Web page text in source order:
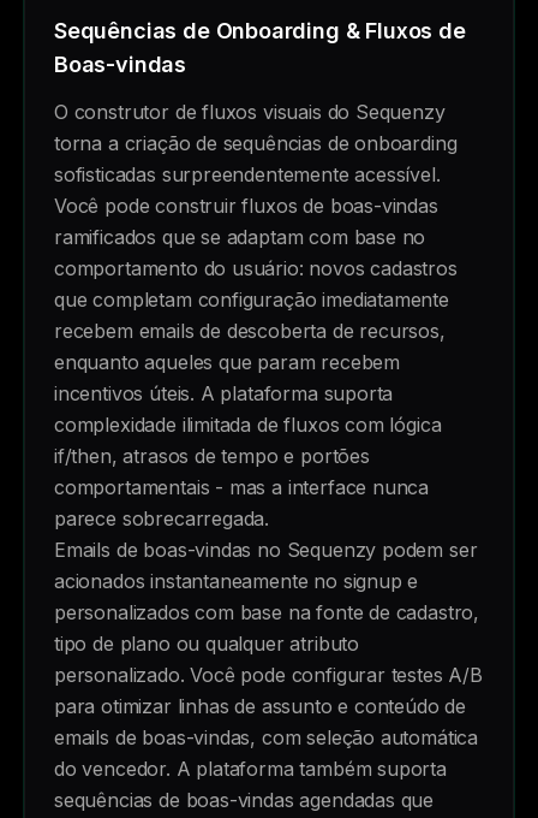
Sequências de Onboarding & Fluxos de
Boas-vindas
O construtor de fluxos visuais do Sequenzy
torna a criação de sequências de onboarding
sofisticadas surpreendentemente acessível.
Você pode construir fluxos de boas-vindas
ramificados que se adaptam com base no
comportamento do usuário: novos cadastros
que completam configuração imediatamente
recebem emails de descoberta de recursos,
enquanto aqueles que param recebem
incentivos úteis. A plataforma suporta
complexidade ilimitada de fluxos com lógica
if/then, atrasos de tempo e portões
comportamentais - mas a interface nunca
parece sobrecarregada.
Emails de boas-vindas no Sequenzy podem ser
acionados instantaneamente no signup e
personalizados com base na fonte de cadastro,
tipo de plano ou qualquer atributo
personalizado. Você pode configurar testes A/B
para otimizar linhas de assunto e conteúdo de
emails de boas-vindas, com seleção automática
do vencedor. A plataforma também suporta
sequências de boas-vindas agendadas que